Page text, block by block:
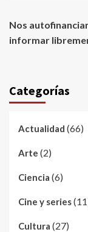
Nos
informar
Categorías
Actualidad (66)
Arte (2)
Ciencia (6)
Cine y series
Cultura (27)